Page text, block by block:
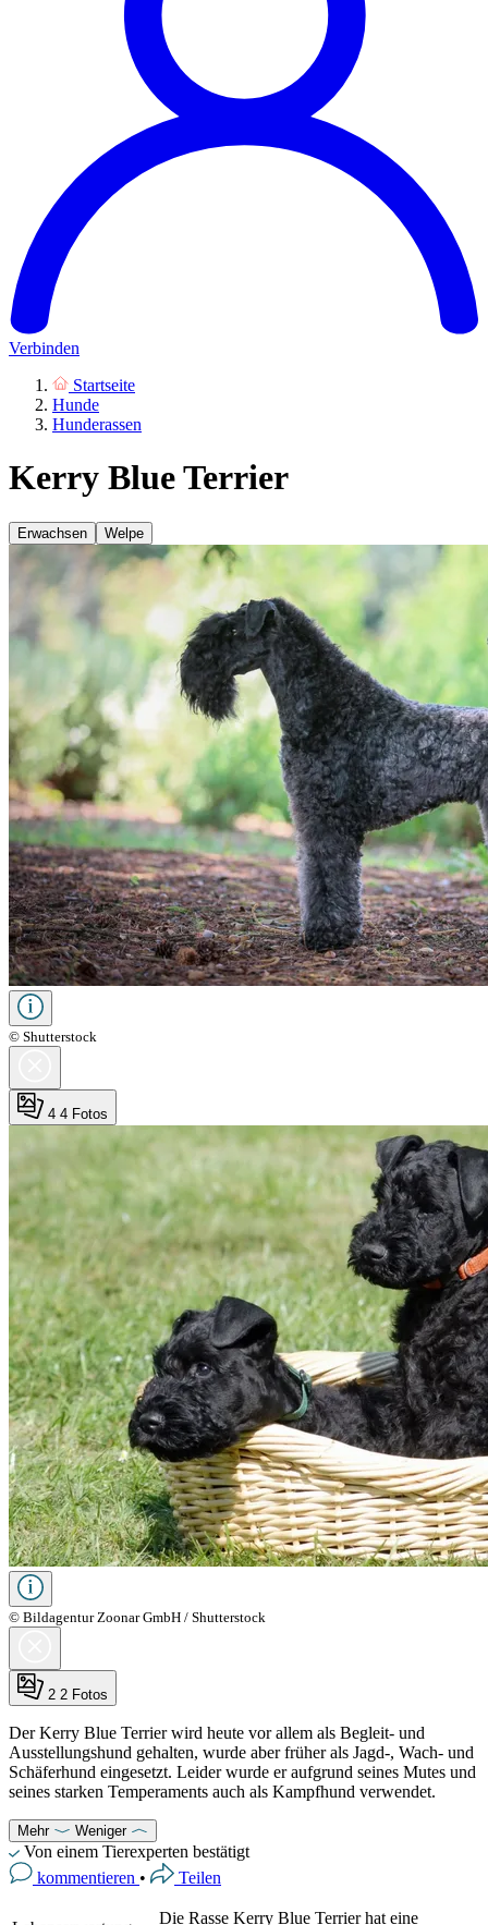
Verbinden
Startseite
Hunde
Hunderassen
Kerry Blue Terrier
Erwachsen Welpe
© Shutterstock
4 4 Fotos
© Bildagentur Zoonar GmbH / Shutterstock
2 2 Fotos
Der Kerry Blue Terrier wird heute vor allem als Begleit- und
Ausstellungshund gehalten, wurde aber früher als Jagd-, Wach- und
Schäferhund eingesetzt. Leider wurde er aufgrund seines Mutes und
seines starken Temperaments auch als Kampfhund verwendet.
Mehr Weniger
Von einem Tierexperten bestätigt
kommentieren • Teilen
Die Rasse Kerry Blue Terrier hat eine